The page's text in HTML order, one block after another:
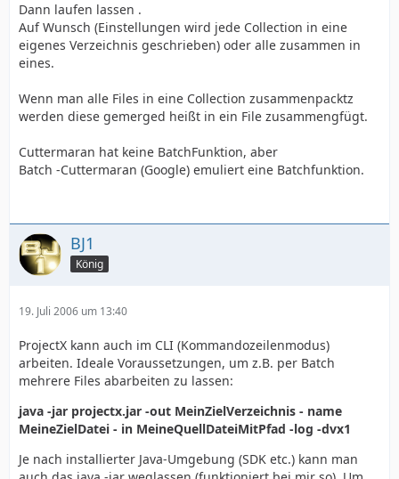
Dann laufen lassen .
Auf Wunsch (Einstellungen wird jede Collection in eine
eigenes Verzeichnis geschrieben) oder alle zusammen in
eines.
Wenn man alle Files in eine Collection zusammenpacktz
werden diese gemerged heißt in ein File zusammengfügt.
Cuttermaran hat keine BatchFunktion, aber
Batch -Cuttermaran (Google) emuliert eine Batchfunktion.
BJ1
König
19. Juli 2006 um 13:40
ProjectX kann auch im CLI (Kommandozeilenmodus)
arbeiten. Ideale Voraussetzungen, um z.B. per Batch
mehrere Files abarbeiten zu lassen:
java -jar projectx.jar -out MeinZielVerzeichnis - name
MeineZielDatei - in MeineQuellDateiMitPfad -log -dvx1
Je nach installierter Java-Umgebung (SDK etc.) kann man